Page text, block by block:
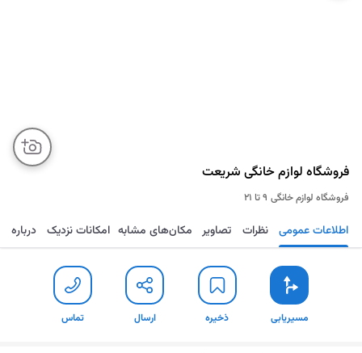
فروشگاه لوازم خانگی شریعت
فروشگاه لوازم خانگی ۹ تا ۲۱
مسیریابی ذخیره ارسال تماس اطلاعات عمومی نظرات تصاویر مکان‌های مشابه امکانات نزدیک درباره
مسیریابی ذخیره ارسال تماس